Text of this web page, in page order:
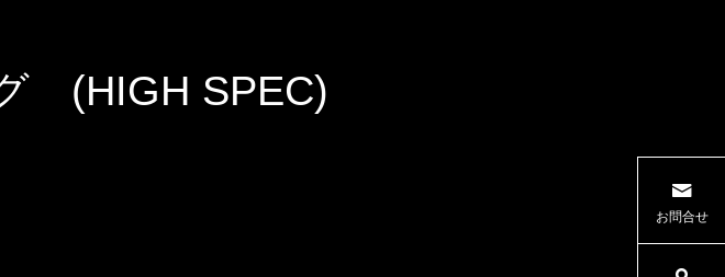
(HIGH SPEC)
お問合せ